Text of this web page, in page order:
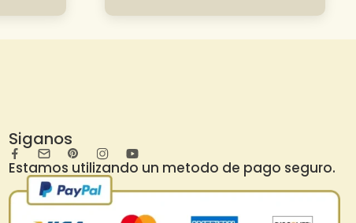
Siganos
Estamos utilizando un metodo de pago seguro.